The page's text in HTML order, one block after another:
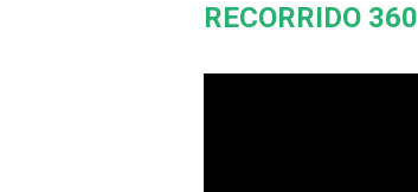
RECORRIDO 360